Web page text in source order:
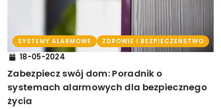
SYSTEMY ALARMOWE ZDROWIE I BEZPIECZEŃSTWO
18-05-2024
Zabezpiecz swój dom: Poradnik o
systemach alarmowych dla bezpiecznego
życia